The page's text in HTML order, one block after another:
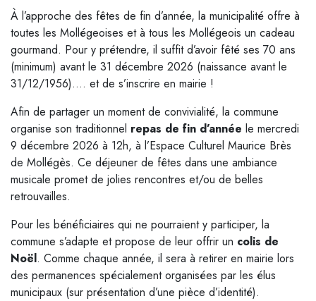
À l’approche des fêtes de fin d’année, la municipalité offre à
toutes les Mollégeoises et à tous les Mollégeois un cadeau
gourmand. Pour y prétendre, il suffit d’avoir fêté ses 70 ans
(minimum) avant le 31 décembre 2026 (naissance avant le
31/12/1956).… et de s’inscrire en mairie !
Afin de partager un moment de convivialité, la commune
organise son traditionnel repas de fin d’année le mercredi
9 décembre 2026 à 12h, à l’Espace Culturel Maurice Brès
de Mollégès. Ce déjeuner de fêtes dans une ambiance
musicale promet de jolies rencontres et/ou de belles
retrouvailles.
Pour les bénéficiaires qui ne pourraient y participer, la
commune s’adapte et propose de leur offrir un colis de
Noël. Comme chaque année, il sera à retirer en mairie lors
des permanences spécialement organisées par les élus
municipaux (sur présentation d’une pièce d’identité).